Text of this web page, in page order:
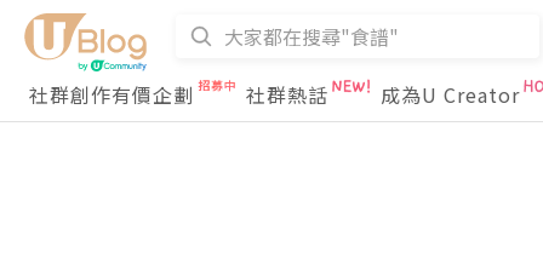
社群創作有價企劃 社群熱話 成為U Creator